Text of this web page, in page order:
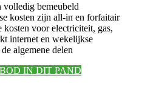
volledig bemeubeld
kosten zijn all-in en forfaitair
kosten voor electriciteit, gas,
internet en wekelijkse
algemene delen
IN DIT PAND